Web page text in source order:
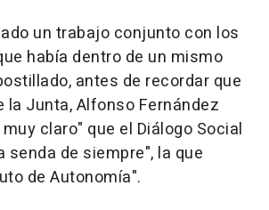
un trabajo conjunto con los
había dentro de un mismo
antes de recordar que
la Junta, Alfonso Fernández
claro" que el Diálogo Social
senda de siempre", la que
de Autonomía".